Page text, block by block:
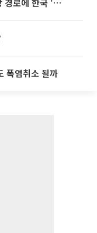
태풍 '돌핀' 이어 '찬홈' 등장…예상 경로에 한국 '한숨'
폭염취소 될까